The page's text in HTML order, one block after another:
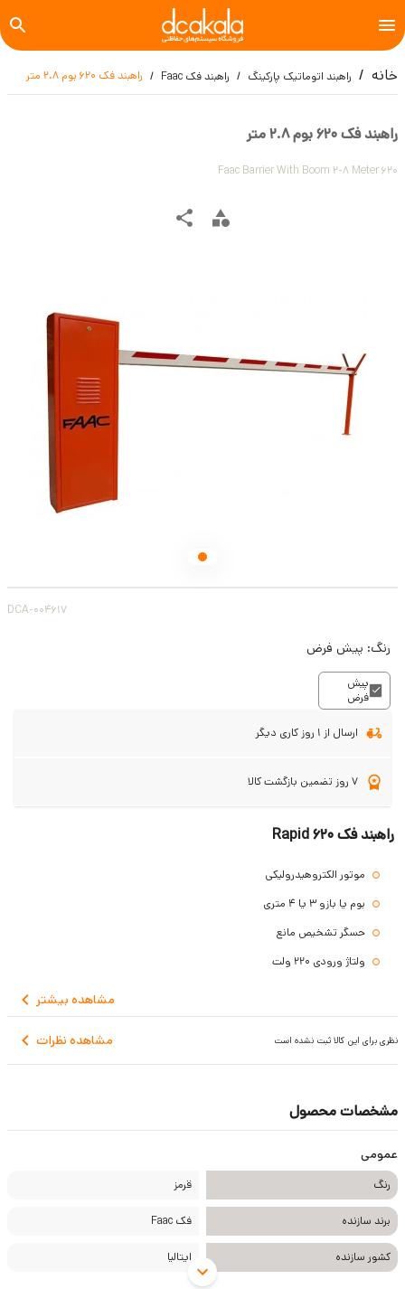
خانه راهبند اتوماتیک پارکینگ راهبند فک Faac راهبند فک 620 بوم 2.8 متر
راهبند فک 620 بوم 2.8 متر
Faac Barrier With Boom 2-8 Meter 620
DCA-004617
رنگ: پیش فرض
پیش
فرض
ارسال از 1 روز کاری دیگر
7 روز تضمین بازگشت کالا
راهبند فک 620 Rapid
موتور الکتروهیدرولیکی
بوم یا بازو 3 یا 4 متری
حسگر تشخیص مانع
ولتاژ ورودی 220 ولت
گارانتی 4 ساله
مشاهده بیشتر
مشاهده نظرات نظری برای این کالا ثبت نشده است
مشخصات محصول
عمومی
رنگ قرمز
برند سازنده فک Faac
کشور سازنده ایتالیا